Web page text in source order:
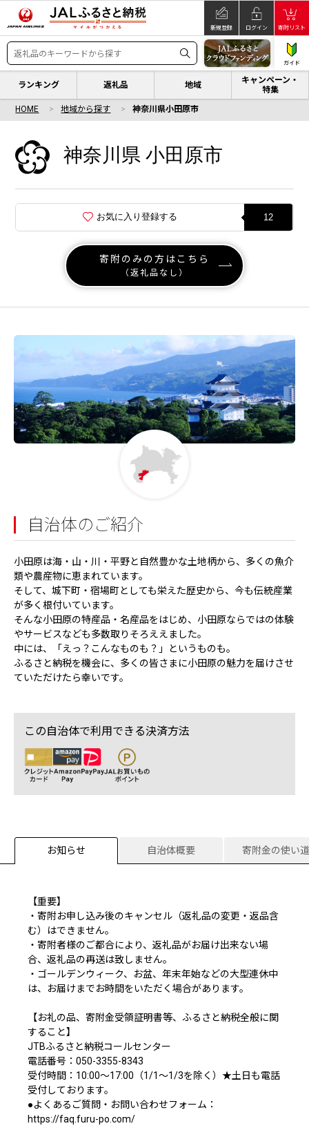
新規登録 ログイン 寄附リスト
ガイド
ランキング 返礼品 地域
キャンペーン・
特集
HOME 地域から探す 神奈川県小田原市
神奈川県 小田原市
お気に入り登録する 12
寄附のみの方はこちら
（返礼品なし）
自治体のご紹介
小田原は海・山・川・平野と自然豊かな土地柄から、多くの魚介
類や農産物に恵まれています。
そして、城下町・宿場町としても栄えた歴史から、今も伝統産業
が多く根付いています。
そんな小田原の特産品・名産品をはじめ、小田原ならではの体験
やサービスなども多数取りそろええました。
中には、「えっ？こんなものも？」というものも。
ふるさと納税を機会に、多くの皆さまに小田原の魅力を届けさせ
ていただけたら幸いです。
この自治体で利用できる決済方法
お知らせ 自治体概要 寄附金の使い道
【重要】
・寄附お申し込み後のキャンセル（返礼品の変更・返品含
む）はできません。
・寄附者様のご都合により、返礼品がお届け出来ない場
合、返礼品の再送は致しません。
・ゴールデンウィーク、お盆、年末年始などの大型連休中
は、お届けまでお時間をいただく場合があります。
【お礼の品、寄附金受領証明書等、ふるさと納税全般に関
すること】
JTBふるさと納税コールセンター
電話番号：050-3355-8343
受付時間：10:00～17:00（1/1～1/3を除く）★土日も電話
受付しております。
●よくあるご質問・お問い合わせフォーム：
https://faq.furu-po.com/